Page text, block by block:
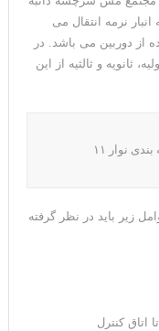
به انبار نرمه انتقال می
از دوربین می باشد. در
ثانویه و ثالثیه از این
نوار ۱۱
زیر باید در نظر گرفته
اتاق کنترل